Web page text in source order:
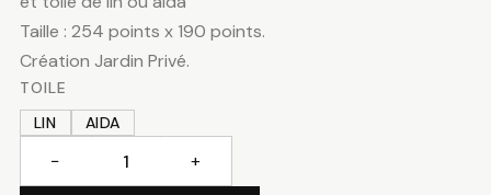
Taille : 254 points x 190 points.
Création Jardin Privé.
TOILE
LIN
AIDA
− +